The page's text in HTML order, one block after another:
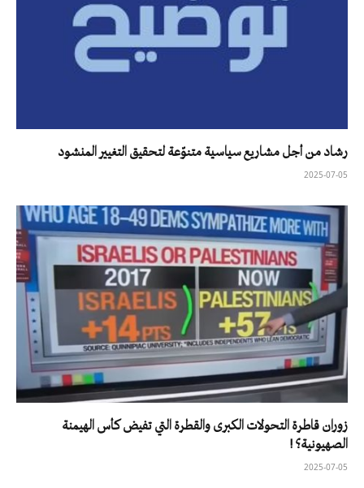
رشاد من أجل مشاريع سياسية متنوّعة لتحقيق التغيير المنشود
2025-07-05
زوران قاطرة التحولات الكبرى والقطرة التي تفيض كأس الهيمنة
الصهيونية؟ !
2025-07-05